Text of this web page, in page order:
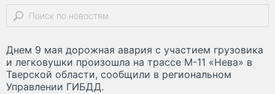
Днем 9 мая дорожная авария с участием грузовика
и легковушки произошла на трассе М-11 «Нева» в
Тверской области, сообщили в региональном
Управлении ГИБДД.